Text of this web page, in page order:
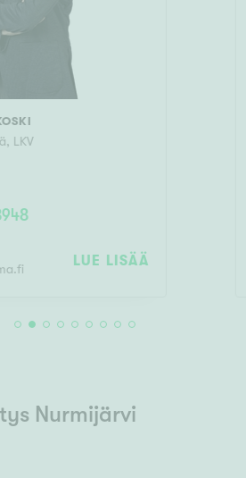
, LKV
LUE LISÄÄ
Nurmijärvi